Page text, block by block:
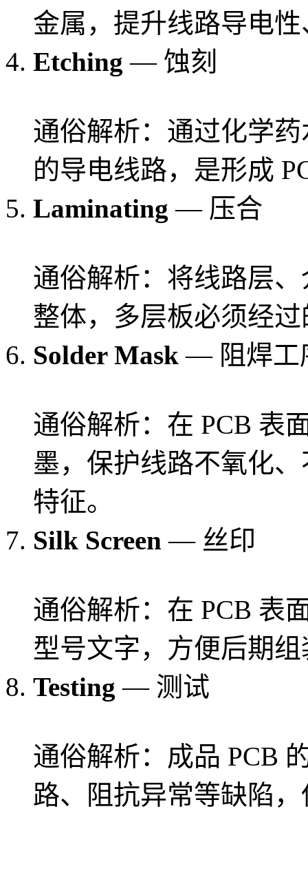
金属，提升线路导电
Etching — 蚀刻
通俗解析：通过化学
的导电线路，是形成
Laminating — 压合
通俗解析：将线路层
整体，多层板必须经
Solder Mask — 阻焊工
通俗解析：在 PCB 表
墨，保护线路不氧化
特征。
Silk Screen — 丝印
通俗解析：在 PCB 表
型号文字，方便后期
Testing — 测试
通俗解析：成品 PCB
路、阻抗异常等缺陷